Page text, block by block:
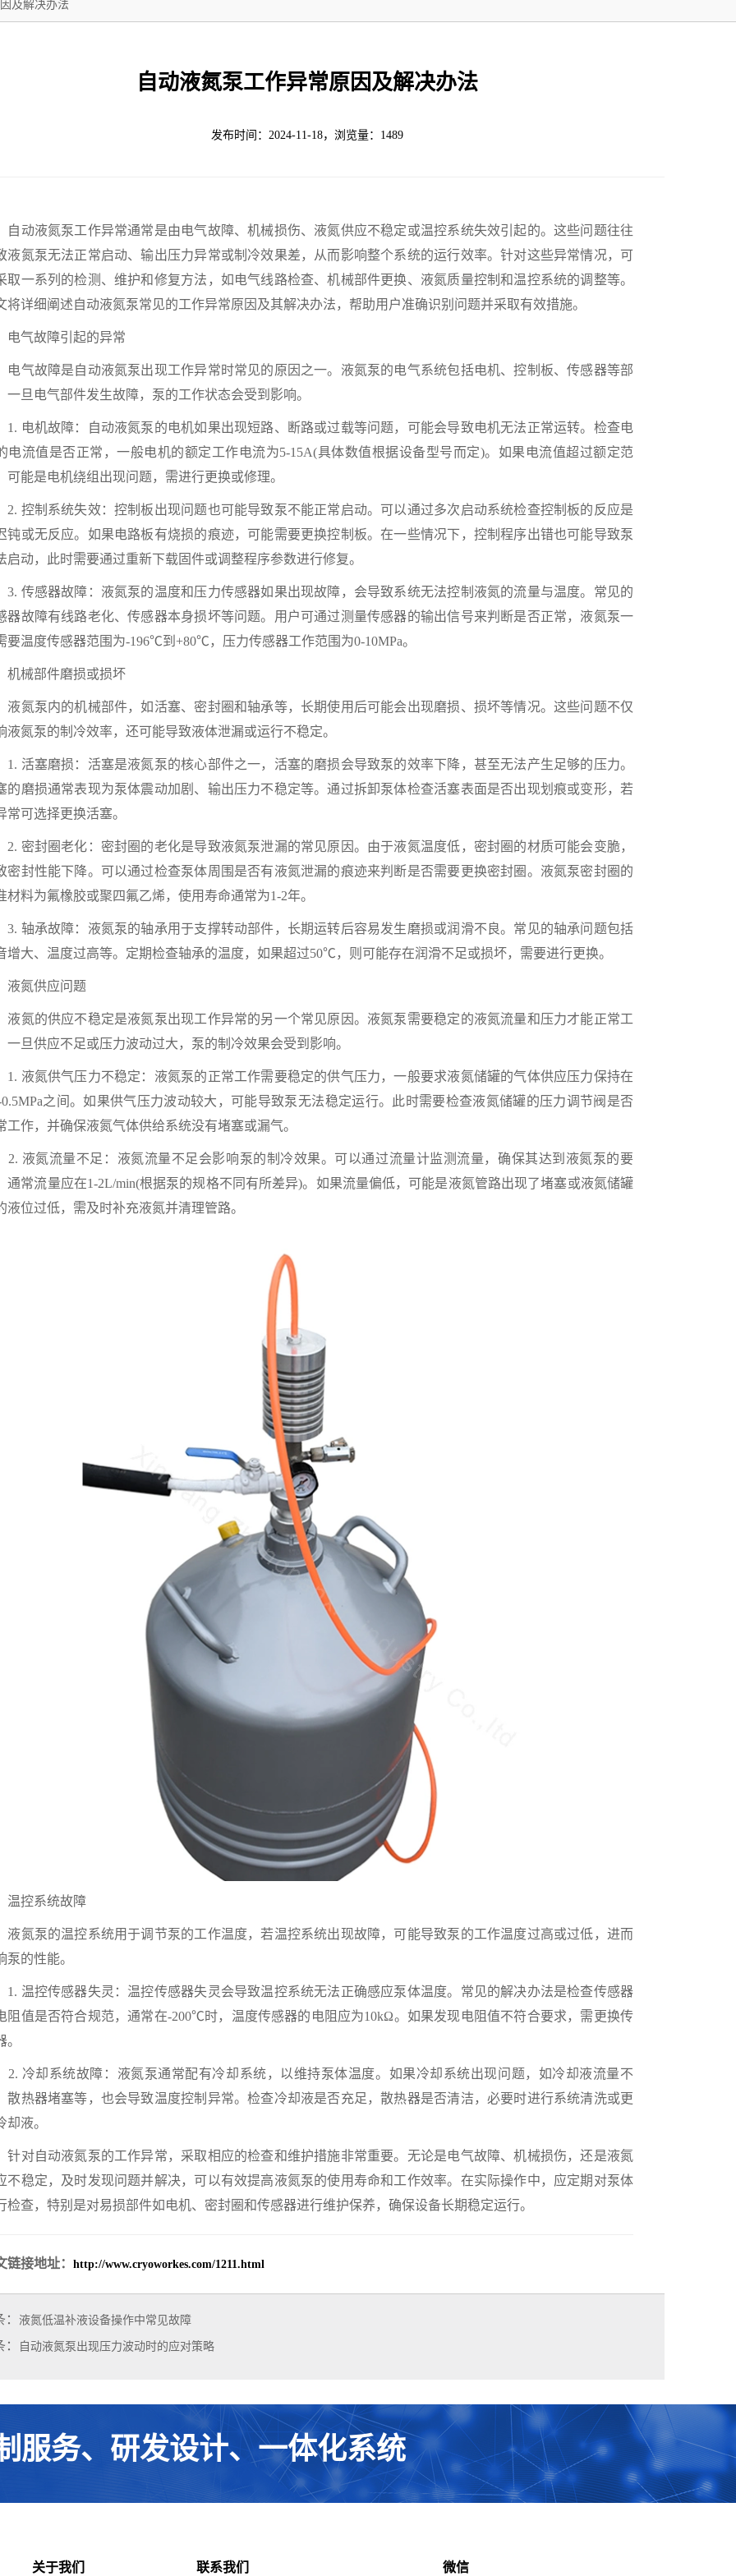
及解决办法
自动液氮泵工作异常原因及解决办法
发布时间：2024-11-18，浏览量：1489
液氮泵工作异常通常是由电气故障、机械损伤、液氮供应不稳定或温控系统失效引起的。这些问题往往
液氮泵无法正常启动、输出压力异常或制冷效果差，从而影响整个系统的运行效率。针对这些异常情况，可
取一系列的检测、维护和修复方法，如电气线路检查、机械部件更换、液氮质量控制和温控系统的调整等。
将详细阐述自动液氮泵常见的工作异常原因及其解决办法，帮助用户准确识别问题并采取有效措施。
气故障引起的异常
故障是自动液氮泵出现工作异常时常见的原因之一。液氮泵的电气系统包括电机、控制板、传感器等部
一旦电气部件发生故障，泵的工作状态会受到影响。
电机故障：自动液氮泵的电机如果出现短路、断路或过载等问题，可能会导致电机无法正常运转。检查电
电流值是否正常，一般电机的额定工作电流为5-15A(具体数值根据设备型号而定)。如果电流值超过额定范
可能是电机绕组出现问题，需进行更换或修理。
控制系统失效：控制板出现问题也可能导致泵不能正常启动。可以通过多次启动系统检查控制板的反应是
钝或无反应。如果电路板有烧损的痕迹，可能需要更换控制板。在一些情况下，控制程序出错也可能导致泵
启动，此时需要通过重新下载固件或调整程序参数进行修复。
传感器故障：液氮泵的温度和压力传感器如果出现故障，会导致系统无法控制液氮的流量与温度。常见的
器故障有线路老化、传感器本身损坏等问题。用户可通过测量传感器的输出信号来判断是否正常，液氮泵一
要温度传感器范围为-196℃到+80℃，压力传感器工作范围为0-10MPa。
械部件磨损或损坏
泵内的机械部件，如活塞、密封圈和轴承等，长期使用后可能会出现磨损、损坏等情况。这些问题不仅
液氮泵的制冷效率，还可能导致液体泄漏或运行不稳定。
活塞磨损：活塞是液氮泵的核心部件之一，活塞的磨损会导致泵的效率下降，甚至无法产生足够的压力。
的磨损通常表现为泵体震动加剧、输出压力不稳定等。通过拆卸泵体检查活塞表面是否出现划痕或变形，若
常可选择更换活塞。
密封圈老化：密封圈的老化是导致液氮泵泄漏的常见原因。由于液氮温度低，密封圈的材质可能会变脆，
密封性能下降。可以通过检查泵体周围是否有液氮泄漏的痕迹来判断是否需要更换密封圈。液氮泵密封圈的
材料为氟橡胶或聚四氟乙烯，使用寿命通常为1-2年。
轴承故障：液氮泵的轴承用于支撑转动部件，长期运转后容易发生磨损或润滑不良。常见的轴承问题包括
增大、温度过高等。定期检查轴承的温度，如果超过50℃，则可能存在润滑不足或损坏，需要进行更换。
氮供应问题
的供应不稳定是液氮泵出现工作异常的另一个常见原因。液氮泵需要稳定的液氮流量和压力才能正常工
一旦供应不足或压力波动过大，泵的制冷效果会受到影响。
液氮供气压力不稳定：液氮泵的正常工作需要稳定的供气压力，一般要求液氮储罐的气体供应压力保持在
0.5MPa之间。如果供气压力波动较大，可能导致泵无法稳定运行。此时需要检查液氮储罐的压力调节阀是否
工作，并确保液氮气体供给系统没有堵塞或漏气。
液氮流量不足：液氮流量不足会影响泵的制冷效果。可以通过流量计监测流量，确保其达到液氮泵的要
通常流量应在1-2L/min(根据泵的规格不同有所差异)。如果流量偏低，可能是液氮管路出现了堵塞或液氮储罐
液位过低，需及时补充液氮并清理管路。
控系统故障
泵的温控系统用于调节泵的工作温度，若温控系统出现故障，可能导致泵的工作温度过高或过低，进而
泵的性能。
温控传感器失灵：温控传感器失灵会导致温控系统无法正确感应泵体温度。常见的解决办法是检查传感器
阻值是否符合规范，通常在-200℃时，温度传感器的电阻应为10kΩ。如果发现电阻值不符合要求，需更换传
。
冷却系统故障：液氮泵通常配有冷却系统，以维持泵体温度。如果冷却系统出现问题，如冷却液流量不
散热器堵塞等，也会导致温度控制异常。检查冷却液是否充足，散热器是否清洁，必要时进行系统清洗或更
却液。
自动液氮泵的工作异常，采取相应的检查和维护措施非常重要。无论是电气故障、机械损伤，还是液氮
不稳定，及时发现问题并解决，可以有效提高液氮泵的使用寿命和工作效率。在实际操作中，应定期对泵体
检查，特别是对易损部件如电机、密封圈和传感器进行维护保养，确保设备长期稳定运行。
链接地址： http://www.cryoworkes.com/1211.html
液氮低温补液设备操作中常见故障
自动液氮泵出现压力波动时的应对策略
服务、研发设计、一体化系统
关于我们 联系我们 微信